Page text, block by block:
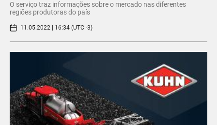
O serviço traz informações sobre o mercado nas diferentes
regiões produtoras do país
11.05.2022 | 16:34 (UTC -3)